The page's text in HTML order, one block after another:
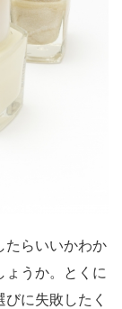
たらいいかわか
ょうか。とくに
に失敗したく